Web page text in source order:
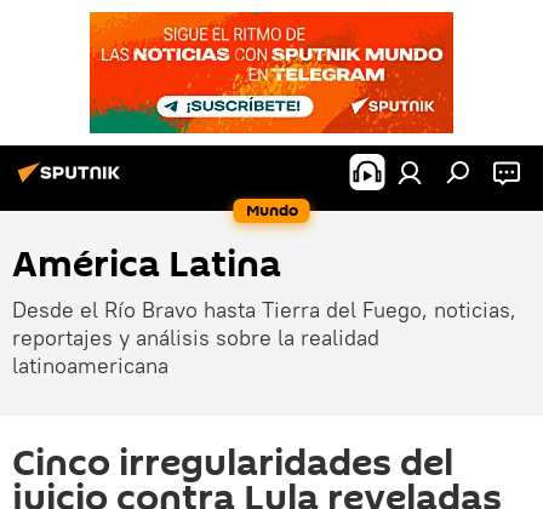
Mundo
América Latina
Desde el Río Bravo hasta Tierra del Fuego, noticias,
reportajes y análisis sobre la realidad
latinoamericana
Cinco irregularidades del